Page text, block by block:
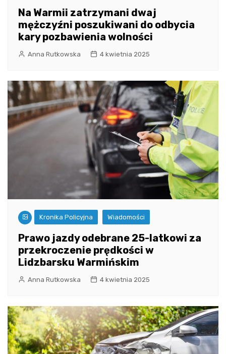
Na Warmii zatrzymani dwaj
mężczyźni poszukiwani do odbycia
kary pozbawienia wolności
Anna Rutkowska 4 kwietnia 2025
Kronika Policyjna Wiadomości
Prawo jazdy odebrane 25-latkowi za
przekroczenie prędkości w
Lidzbarsku Warmińskim
Anna Rutkowska 4 kwietnia 2025